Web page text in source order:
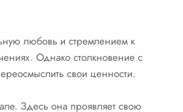
любовь и стремлением к
Однако столкновение с
свои ценности.
Здесь она проявляет свою